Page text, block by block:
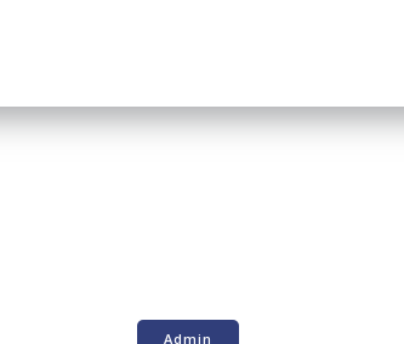
Admin